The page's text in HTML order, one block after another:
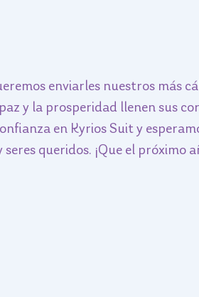
enviarles nuestros más
y la prosperidad llenen sus
en Kyrios Suit y
queridos. ¡Que el próximo